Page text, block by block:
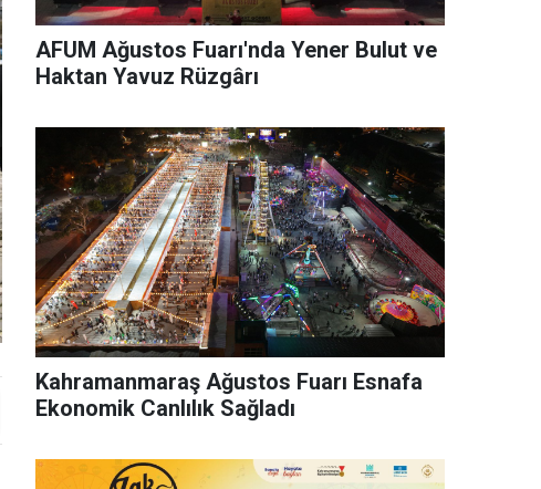
AFUM Ağustos Fuarı'nda Yener Bulut ve
Haktan Yavuz Rüzgârı
Kahramanmaraş Ağustos Fuarı Esnafa
Ekonomik Canlılık Sağladı